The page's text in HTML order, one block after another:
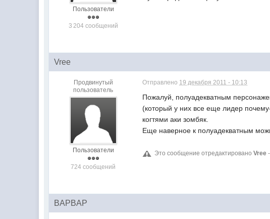
Пользователи
3 204 сообщений
Vree
Продвинутый
пользователь
Пользователи
724 сообщений
Отправлено 19 декабря 2011 - 10:13
Пожалуй, полуадекватным
(который у них все еще лидер
когтями аки зомбяк.
Еще наверное к полуадекватным
Это сообщение отредактированоVree
BAPBAP